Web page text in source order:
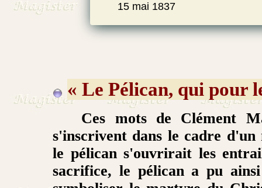
15 mai 1837
« Le Pélican, qui pour
Ces mots de Clément
s'inscrivent dans le cadre
le pélican s'ouvrirait les
sacrifice, le pélican a pu